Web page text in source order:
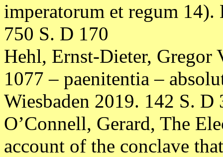
imperatorum et regum 14).
750 S. D 170
Hehl, Ernst-Dieter, Gregor
1077 – paenitentia –
Wiesbaden 2019. 142 S. D
O’Connell, Gerard, The
account of the conclave